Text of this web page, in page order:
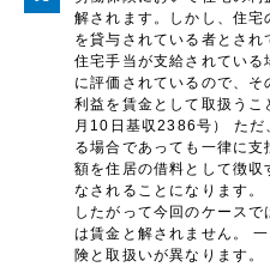
解されます。しかし、住
を貸与されている者とされ
住宅手当が支給されてい
に評価されているので、
利益を賃金として取扱う
月10日基収2386号） ただ
る場合であっても一律に
額を住居の借料として徴
なされることになります
したがって今回のケース
は賃金と解されません。
険と取扱いが異なります